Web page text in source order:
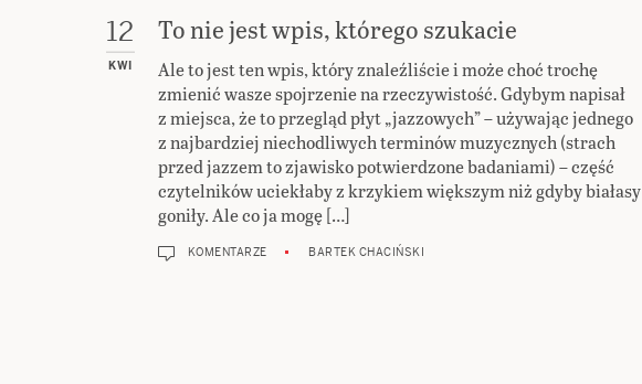
12
KWI
To nie jest wpis, którego szukacie
Ale to jest ten wpis, który znaleźliście i może choć trochę
zmienić wasze spojrzenie na rzeczywistość. Gdybym napisał
z miejsca, że to przegląd płyt „jazzowych” – używając jednego
z najbardziej niechodliwych terminów muzycznych (strach
przed jazzem to zjawisko potwierdzone badaniami) – część
czytelników uciekłaby z krzykiem większym niż gdyby białasy
goniły. Ale co ja mogę […]
KOMENTARZE BARTEK CHACIŃSKI